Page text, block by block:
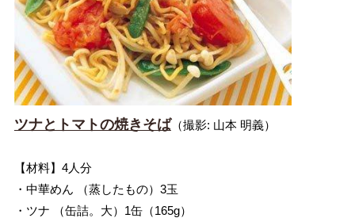
ツナとトマトの焼きそば（撮影: 山本 明義）
【材料】4人分
・中華めん （蒸したもの）3玉
・ツナ （缶詰。大）1缶（165g）